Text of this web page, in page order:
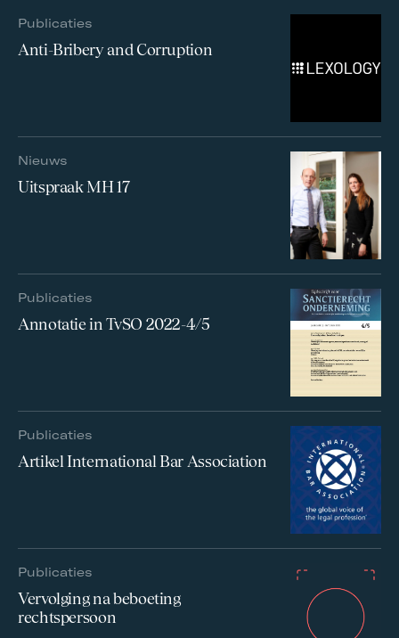
Publicaties
Anti-Bribery and Corruption
Nieuws
Uitspraak MH 17
Publicaties
Annotatie in TvSO 2022-4/5
Publicaties
Artikel International Bar Association
Publicaties
Vervolging na beboeting
rechtspersoon